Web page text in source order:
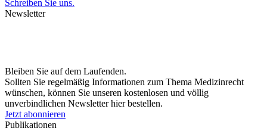
Schreiben Sie uns.
Newsletter
Bleiben Sie auf dem Laufenden.
Sollten Sie regelmäßig Informationen zum Thema Medizinrecht
wünschen, können Sie unseren kostenlosen und völlig
unverbindlichen Newsletter hier bestellen.
Jetzt abonnieren
Publikationen